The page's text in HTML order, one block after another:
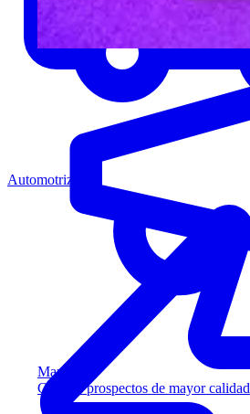
Marketing
Capture prospectos de mayor calidad
Automotriz